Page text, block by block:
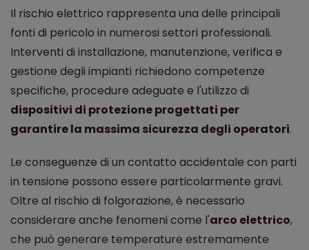
Il rischio elettrico rappresenta una delle principali
fonti di pericolo in numerosi settori professionali.
Interventi di installazione, manutenzione, verifica e
gestione degli impianti richiedono competenze
specifiche, procedure adeguate e l'utilizzo di
dispositivi di protezione progettati per
garantire la massima sicurezza degli operatori.
Le conseguenze di un contatto accidentale con parti
in tensione possono essere particolarmente gravi.
Oltre al rischio di folgorazione, è necessario
considerare anche fenomeni come l'arco elettrico,
che può generare temperature estremamente